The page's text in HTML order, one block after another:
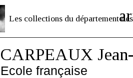
Les collections du département des
CARPEAUX
Ecole française